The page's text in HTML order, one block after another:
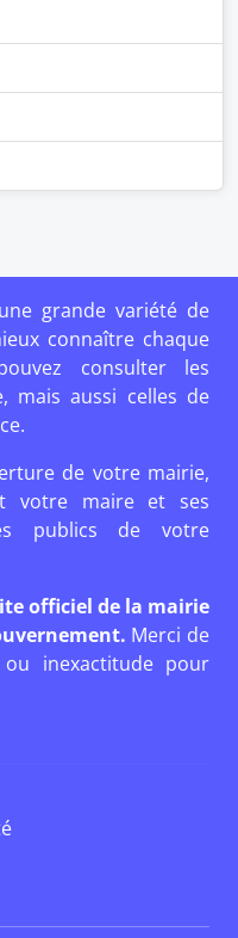
grande variété de
connaître chaque
consulter les
mais aussi celles de
de votre mairie,
votre maire et ses
publics de votre
officiel de la mairie
Merci de
inexactitude pour